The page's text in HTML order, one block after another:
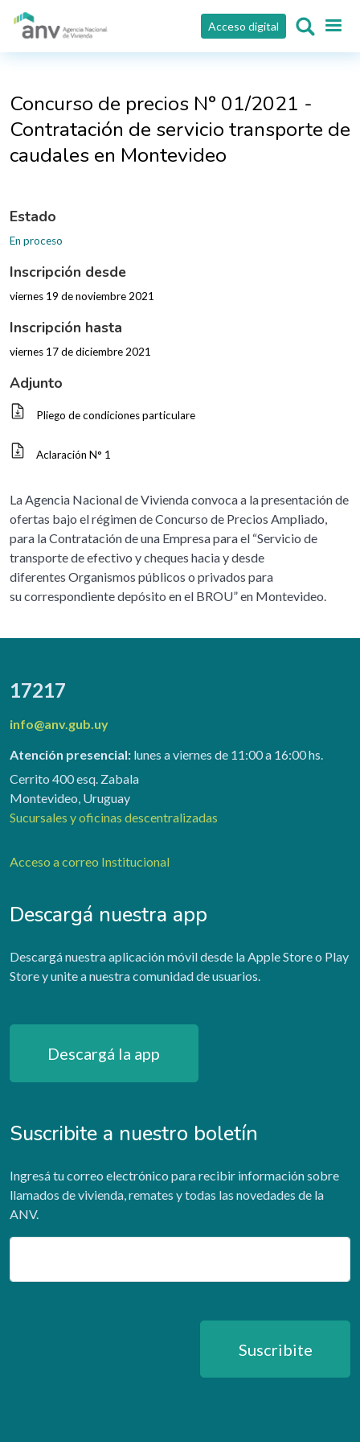
Pasar al contenido principal
Acceso digital
Concurso de precios N° 01/2021 -
Contratación de servicio transporte de
caudales en Montevideo
Estado
En proceso
Inscripción desde
viernes 19 de noviembre 2021
Inscripción hasta
viernes 17 de diciembre 2021
Adjunto
Pliego de condiciones particulare
Aclaración N° 1
La Agencia Nacional de Vivienda convoca a la presentación de
ofertas bajo el régimen de Concurso de Precios Ampliado,
para la Contratación de una Empresa para el “Servicio de
transporte de efectivo y cheques hacia y desde
diferentes Organismos públicos o privados para
su correspondiente depósito en el BROU” en Montevideo.
17217
info@anv.gub.uy
Atención presencial: lunes a viernes de 11:00 a 16:00 hs.
Cerrito 400 esq. Zabala
Montevideo, Uruguay
Sucursales y oficinas descentralizadas
Acceso a correo Institucional
Descargá nuestra app
Descargá nuestra aplicación móvil desde la Apple Store o Play
Store y unite a nuestra comunidad de usuarios.
Descargá la app
Suscribite a nuestro boletín
Ingresá tu correo electrónico para recibir información sobre
llamados de vivienda, remates y todas las novedades de la
ANV.
Email
Suscribite